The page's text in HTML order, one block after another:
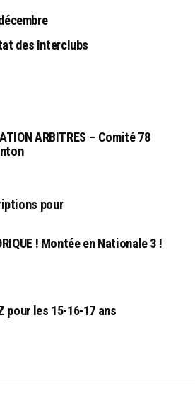
des Interclubs
ARBITRES – Comité 78
pour
! Montée en Nationale 3 !
pour les 15-16-17 ans